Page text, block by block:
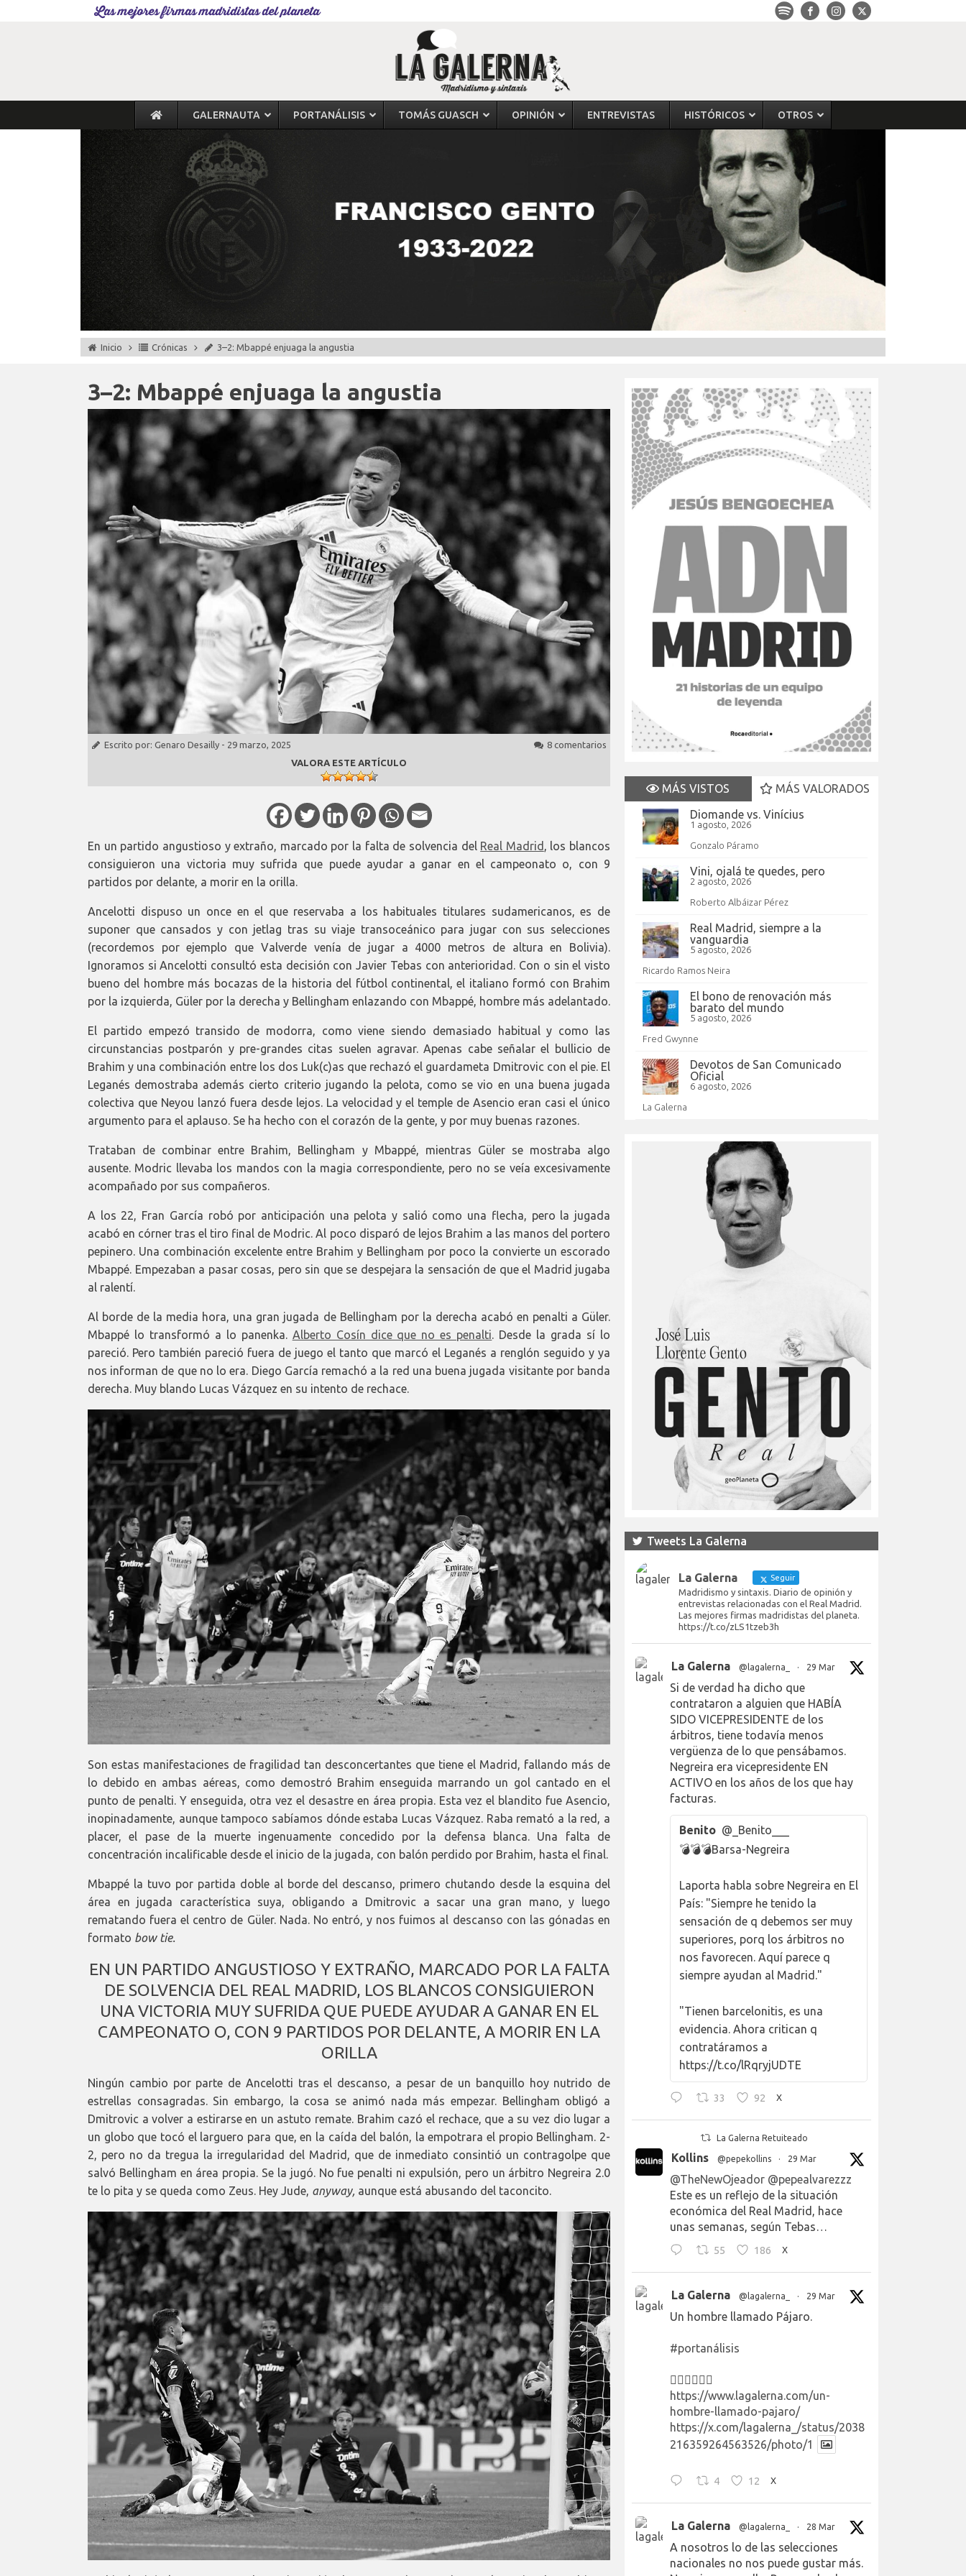
Las mejores firmas madridistas del planeta
GALERNAUTA PORTANÁLISIS TOMÁS GUASCH OPINIÓN ENTREVISTAS HISTÓRICOS OTROS
Inicio Crónicas 3–2: Mbappé enjuaga la angustia
3–2: Mbappé enjuaga la angustia
Escrito por: Genaro Desailly - 29 marzo, 2025
8 comentarios
VALORA ESTE ARTÍCULO
En un partido angustioso y extraño, marcado por la falta de solvencia del Real Madrid , los blancos
consiguieron una victoria muy sufrida que puede ayudar a ganar en el campeonato o, con 9
partidos por delante, a morir en la orilla.
Ancelotti dispuso un once en el que reservaba a los habituales titulares sudamericanos, es de
suponer que cansados y con jetlag tras su viaje transoceánico para jugar con sus selecciones
(recordemos por ejemplo que Valverde venía de jugar a 4000 metros de altura en Bolivia).
Ignoramos si Ancelotti consultó esta decisión con Javier Tebas con anterioridad. Con o sin el visto
bueno del hombre más bocazas de la historia del fútbol continental, el italiano formó con Brahim
por la izquierda, Güler por la derecha y Bellingham enlazando con Mbappé, hombre más adelantado.
El partido empezó transido de modorra, como viene siendo demasiado habitual y como las
circunstancias postparón y pre-grandes citas suelen agravar. Apenas cabe señalar el bullicio de
Brahim y una combinación entre los dos Luk(c)as que rechazó el guardameta Dmitrovic con el pie. El
Leganés demostraba además cierto criterio jugando la pelota, como se vio en una buena jugada
colectiva que Neyou lanzó fuera desde lejos. La velocidad y el temple de Asencio eran casi el único
argumento para el aplauso. Se ha hecho con el corazón de la gente, y por muy buenas razones.
Trataban de combinar entre Brahim, Bellingham y Mbappé, mientras Güler se mostraba algo
ausente. Modric llevaba los mandos con la magia correspondiente, pero no se veía excesivamente
acompañado por sus compañeros.
A los 22, Fran García robó por anticipación una pelota y salió como una flecha, pero la jugada
acabó en córner tras el tiro final de Modric. Al poco disparó de lejos Brahim a las manos del portero
pepinero. Una combinación excelente entre Brahim y Bellingham por poco la convierte un escorado
Mbappé. Empezaban a pasar cosas, pero sin que se despejara la sensación de que el Madrid jugaba
al ralentí.
Al borde de la media hora, una gran jugada de Bellingham por la derecha acabó en penalti a Güler.
Mbappé lo transformó a lo panenka. Alberto Cosín dice que no es penalti. Desde la grada sí lo
pareció. Pero también pareció fuera de juego el tanto que marcó el Leganés a renglón seguido y ya
nos informan de que no lo era. Diego García remachó a la red una buena jugada visitante por banda
derecha. Muy blando Lucas Vázquez en su intento de rechace.
Son estas manifestaciones de fragilidad tan desconcertantes que tiene el Madrid, fallando más de
lo debido en ambas aéreas, como demostró Brahim enseguida marrando un gol cantado en el
punto de penalti. Y enseguida, otra vez el desastre en área propia. Esta vez el blandito fue Asencio,
inopinadamente, aunque tampoco sabíamos dónde estaba Lucas Vázquez. Raba remató a la red, a
placer, el pase de la muerte ingenuamente concedido por la defensa blanca. Una falta de
concentración incalificable desde el inicio de la jugada, con balón perdido por Brahim, hasta el final.
Mbappé la tuvo por partida doble al borde del descanso, primero chutando desde la esquina del
área en jugada característica suya, obligando a Dmitrovic a sacar una gran mano, y luego
rematando fuera el centro de Güler. Nada. No entró, y nos fuimos al descanso con las gónadas en
formato bow tie.
EN UN PARTIDO ANGUSTIOSO Y EXTRAÑO, MARCADO POR LA FALTA
DE SOLVENCIA DEL REAL MADRID, LOS BLANCOS CONSIGUIERON
UNA VICTORIA MUY SUFRIDA QUE PUEDE AYUDAR A GANAR EN EL
CAMPEONATO O, CON 9 PARTIDOS POR DELANTE, A MORIR EN LA
ORILLA
Ningún cambio por parte de Ancelotti tras el descanso, a pesar de un banquillo hoy nutrido de
estrellas consagradas. Sin embargo, la cosa se animó nada más empezar. Bellingham obligó a
Dmitrovic a volver a estirarse en un astuto remate. Brahim cazó el rechace, que a su vez dio lugar a
un globo que tocó el larguero para que, en la caída del balón, la empotrara el propio Bellingham. 2-
2, pero no da tregua la irregularidad del Madrid, que de inmediato consintió un contragolpe que
salvó Bellingham en área propia. Se la jugó. No fue penalti ni expulsión, pero un árbitro Negreira 2.0
te lo pita y se queda como Zeus. Hey Jude, anyway, aunque está abusando del taconcito.
MÁS VISTOS
MÁS VALORADOS
Diomande vs. Vinícius
1 agosto, 2026
Gonzalo Páramo
Vini, ojalá te quedes, pero
2 agosto, 2026
Roberto Albáizar Pérez
Real Madrid, siempre a la
vanguardia
5 agosto, 2026
Ricardo Ramos Neira
El bono de renovación más
barato del mundo
5 agosto, 2026
Fred Gwynne
Devotos de San Comunicado
Oficial
6 agosto, 2026
La Galerna
Tweets La Galerna
La Galerna Seguir
Madridismo y sintaxis. Diario de opinión y
entrevistas relacionadas con el Real Madrid.
Las mejores firmas madridistas del planeta.
https://t.co/zLS1tzeb3h
La Galerna @lagalerna_ · 29 Mar
Si de verdad ha dicho que
contrataron a alguien que HABÍA
SIDO VICEPRESIDENTE de los
árbitros, tiene todavía menos
vergüenza de lo que pensábamos.
Negreira era vicepresidente EN
ACTIVO en los años de los que hay
facturas.
Benito @_Benito___
💣💣💣Barsa-Negreira
Laporta habla sobre Negreira en El
País: "Siempre he tenido la
sensación de q debemos ser muy
superiores, porq los árbitros no
nos favorecen. Aquí parece q
siempre ayudan al Madrid."
"Tienen barcelonitis, es una
evidencia. Ahora critican q
contratáramos a
https://t.co/lRqryjUDTE
33 92 X
La Galerna Retuiteado
Kollins @pepekollins · 29 Mar
@TheNewOjeador @pepealvarezzz
Este es un reflejo de la situación
económica del Real Madrid, hace
unas semanas, según Tebas…
55 186 X
La Galerna @lagalerna_ · 29 Mar
Un hombre llamado Pájaro.
#portanálisis
👉🏻👉🏻👉🏻
https://www.lagalerna.com/un-
hombre-llamado-pajaro/
https://x.com/lagalerna_/status/2038
216359264563526/photo/1
4 12 X
La Galerna @lagalerna_ · 28 Mar
A nosotros lo de las selecciones
nacionales no nos puede gustar más.